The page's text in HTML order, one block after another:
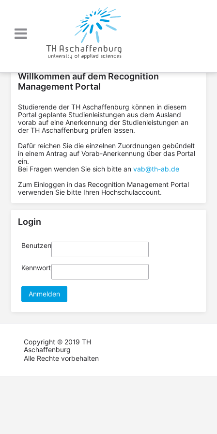
Willkommen auf dem Recognition
Management Portal
Studierende der TH Aschaffenburg können in diesem
Portal geplante Studienleistungen aus dem Ausland
vorab auf eine Anerkennung der Studienleistungen an
der TH Aschaffenburg prüfen lassen.
Dafür reichen Sie die einzelnen Zuordnungen gebündelt
in einem Antrag auf Vorab-Anerkennung über das Portal
ein.
Bei Fragen wenden Sie sich bitte an vab@th-ab.de
Zum Einloggen in das Recognition Management Portal
verwenden Sie bitte Ihren Hochschulaccount.
Login
Benutzername
Kennwort
Anmelden
Copyright © 2019 TH
Aschaffenburg
Alle Rechte vorbehalten